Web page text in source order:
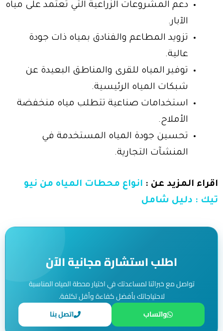
دعم المشروعات الزراعية التي تعتمد على مياه
الآبار.
تزويد المطاعم والفنادق بمياه ذات جودة
عالية.
توفير المياه للقرى والمناطق البعيدة عن
شبكات المياه الرئيسية.
استخدامات صناعية تتطلب مياه منخفضة
الأملاح.
تحسين جودة المياه المستخدمة في
المنشآت التجارية.
اقراء المزيد عن : انواع محطات المياه من نيو
تيك : دليل شامل
اطلب استشارة مجانية الآن
تواصل مع خبرائنا لمساعدتك في اختيار محطة المياه المناسبة
لاحتياجاتك بأفضل كفاءة وأقل تكلفة.
واتساب
اتصل بنا